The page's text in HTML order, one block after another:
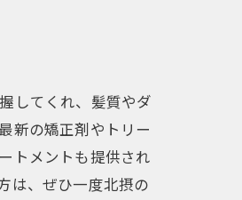
してくれ、髪質やダ
新の矯正剤やトリー
トメントも提供され
は、ぜひ一度北摂の